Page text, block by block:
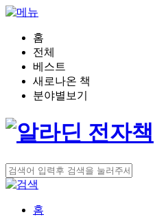
홈
전체
베스트
새로나온 책
분야별보기
홈